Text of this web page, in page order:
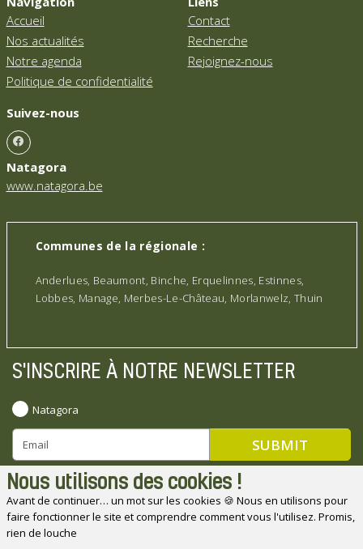
Nous utilisons des cookies !
Avant de continuer… un mot sur les cookies 🍪 Nous en utilisons pour
faire fonctionner le site et comprendre comment vous l'utilisez. Promis,
rien de louche
Accueil
Nos actualités
Notre agenda
Politique de confidentialité
Contact
Recherche
Rejoignez-nous
Suivez-nous
Natagora
www.natagora.be
Communes de la régionale :
Anderlues, Beaumont, Binche, Erquelinnes, Estinnes,
Lobbes, Manage, Merbes-Le-Château, Morlanwelz, Thuin
S'INSCRIRE À NOTRE NEWSLETTER
Natagora
Natagora souhaite remercier ses partenaires